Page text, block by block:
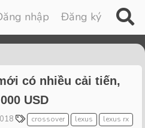
nhập Đăng ký
có nhiều cải tiến,
USD
T crossover lexus
lexus rx